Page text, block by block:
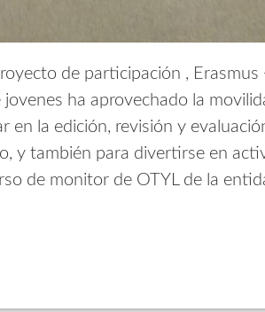
de participación , Erasmus
ha aprovechado la
en la edición, revisión y
y también para divertirse en
de monitor de OTYL de la